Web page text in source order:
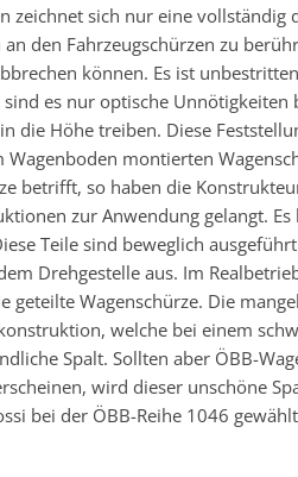
zeichnet sich nur eine
den Fahrzeugschürzen zu
können. Es ist
es nur optische
die Höhe treiben. Diese
montierten
betrifft, so haben die
zur Anwendung gelangt.
Teile sind beweglich
Drehgestelle aus. Im
geteilte Wagenschürze. Die
welche bei einem
Spalt. Sollten aber ÖBB-
wird dieser unschöne
bei der ÖBB-Reihe 1046